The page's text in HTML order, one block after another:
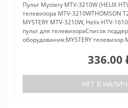
Пульт Mystery MTV-3210W (HELIX
телевизора MTV-3210WTHOMSON
MYSTERY MTV-3210W, Helix HTV-
пульт для телевизораCписок
оборудования:MYSTERY телевизор
336.00
НЕТ В